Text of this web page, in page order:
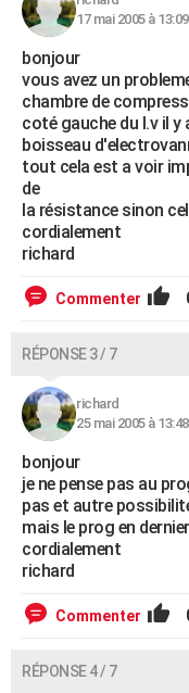
17 mai 2005 à 13:09
bonjour
vous avez un
chambre de
coté gauche du l.v il y
boisseau
tout cela est a voir
de
la résistance sinon
cordialement
richard
Commenter
RÉPONSE 3 / 7
richard
25 mai 2005 à 13:48
bonjour
je ne pense pas au
pas et autre
mais le prog en
cordialement
richard
Commenter
RÉPONSE 4 / 7